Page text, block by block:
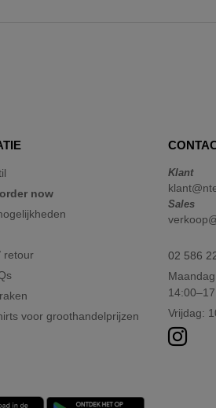
now
retour
voor groothandelprijzen
Klant
Sales
02 586
Vrijdag: